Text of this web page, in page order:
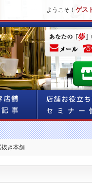
ようこそ！ ゲス
き本舗